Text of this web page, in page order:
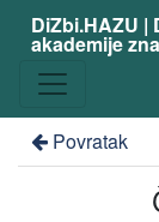
DiZbi.HAZU |
akademije
Povratak